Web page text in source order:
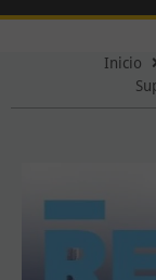
Inicio